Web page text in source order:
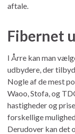
aftale.
Fibernet
I Årre kan man
udbydere, der
Nogle af de mest
Waoo, Stofa, og
hastigheder og
forskellige
Derudover kan det